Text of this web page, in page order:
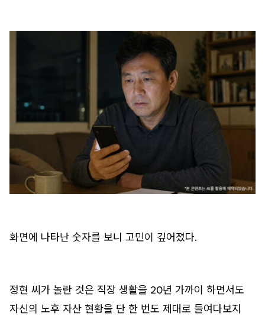
화면에 나타난 숫자를 보니 고민이 깊어졌다.
정현 씨가 놀란 것은 직장 생활을 20년 가까이 하면서도
자신의 노후 자산 현황을 단 한 번도 제대로 들여다보지